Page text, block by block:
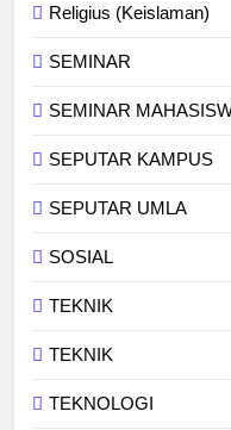
Religius (Keislaman)
SEMINAR
SEMINAR
SEPUTAR KAMPUS
SEPUTAR UMLA
SOSIAL
TEKNIK
TEKNIK
TEKNOLOGI